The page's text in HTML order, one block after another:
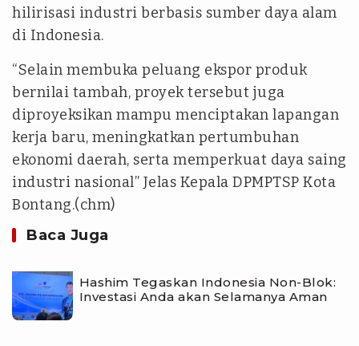
hilirisasi industri berbasis sumber daya alam
di Indonesia.
“Selain membuka peluang ekspor produk
bernilai tambah, proyek tersebut juga
diproyeksikan mampu menciptakan lapangan
kerja baru, meningkatkan pertumbuhan
ekonomi daerah, serta memperkuat daya saing
industri nasional” Jelas Kepala DPMPTSP Kota
Bontang.(chm)
Baca Juga
Hashim Tegaskan Indonesia Non-Blok:
Investasi Anda akan Selamanya Aman